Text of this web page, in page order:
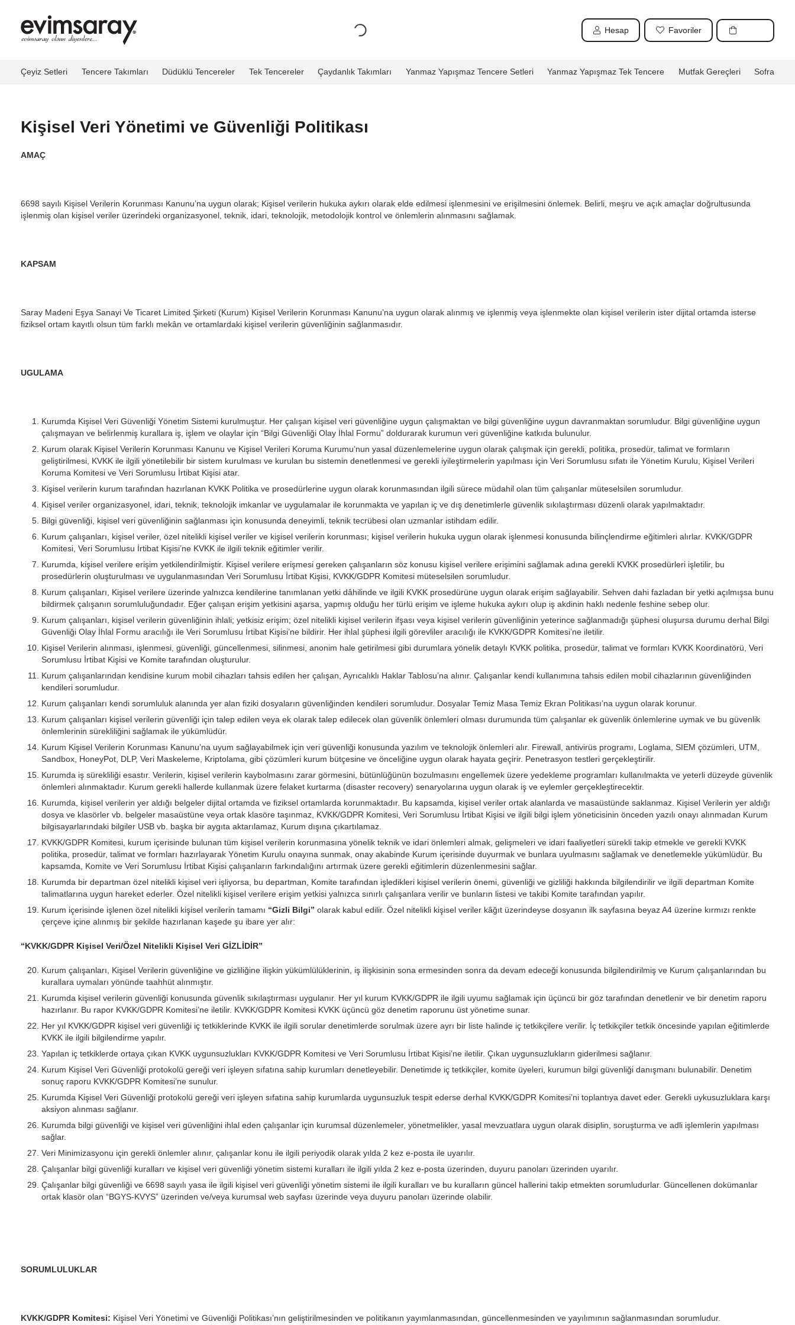
Hesap Favoriler
Çeyiz Setleri Tencere Takımları Düdüklü Tencereler Tek Tencereler Çaydanlık Takımları Yanmaz Yapışmaz Tencere Setleri Yanmaz Yapışmaz Tek Tencere Mutfak Gereçleri Sofra
Kişisel Veri Yönetimi ve Güvenliği Politikası
AMAÇ
6698 sayılı Kişisel Verilerin Korunması Kanunu’na uygun olarak; Kişisel verilerin hukuka aykırı olarak elde edilmesi işlenmesini ve erişilmesini önlemek. Belirli, meşru ve açık amaçlar doğrultusunda
işlenmiş olan kişisel veriler üzerindeki organizasyonel, teknik, idari, teknolojik, metodolojik kontrol ve önlemlerin alınmasını sağlamak.
KAPSAM
Saray Madeni Eşya Sanayi Ve Ticaret Limited Şirketi (Kurum) Kişisel Verilerin Korunması Kanunu’na uygun olarak alınmış ve işlenmiş veya işlenmekte olan kişisel verilerin ister dijital ortamda isterse
fiziksel ortam kayıtlı olsun tüm farklı mekân ve ortamlardaki kişisel verilerin güvenliğinin sağlanmasıdır.
UGULAMA
Kurumda Kişisel Veri Güvenliği Yönetim Sistemi kurulmuştur. Her çalışan kişisel veri güvenliğine uygun çalışmaktan ve bilgi güvenliğine uygun davranmaktan sorumludur. Bilgi güvenliğine uygun
çalışmayan ve belirlenmiş kurallara iş, işlem ve olaylar için “Bilgi Güvenliği Olay İhlal Formu” doldurarak kurumun veri güvenliğine katkıda bulunulur.
Kurum olarak Kişisel Verilerin Korunması Kanunu ve Kişisel Verileri Koruma Kurumu’nun yasal düzenlemelerine uygun olarak çalışmak için gerekli, politika, prosedür, talimat ve formların
geliştirilmesi, KVKK ile ilgili yönetilebilir bir sistem kurulması ve kurulan bu sistemin denetlenmesi ve gerekli iyileştirmelerin yapılması için Veri Sorumlusu sıfatı ile Yönetim Kurulu, Kişisel Verileri
Koruma Komitesi ve Veri Sorumlusu İrtibat Kişisi atar.
Kişisel verilerin kurum tarafından hazırlanan KVKK Politika ve prosedürlerine uygun olarak korunmasından ilgili sürece müdahil olan tüm çalışanlar müteselsilen sorumludur.
Kişisel veriler organizasyonel, idari, teknik, teknolojik imkanlar ve uygulamalar ile korunmakta ve yapılan iç ve dış denetimlerle güvenlik sıkılaştırması düzenli olarak yapılmaktadır.
Bilgi güvenliği, kişisel veri güvenliğinin sağlanması için konusunda deneyimli, teknik tecrübesi olan uzmanlar istihdam edilir.
Kurum çalışanları, kişisel veriler, özel nitelikli kişisel veriler ve kişisel verilerin korunması; kişisel verilerin hukuka uygun olarak işlenmesi konusunda bilinçlendirme eğitimleri alırlar. KVKK/GDPR
Komitesi, Veri Sorumlusu İrtibat Kişisi’ne KVKK ile ilgili teknik eğitimler verilir.
Kurumda, kişisel verilere erişim yetkilendirilmiştir. Kişisel verilere erişmesi gereken çalışanların söz konusu kişisel verilere erişimini sağlamak adına gerekli KVKK prosedürleri işletilir, bu
prosedürlerin oluşturulması ve uygulanmasından Veri Sorumlusu İrtibat Kişisi, KVKK/GDPR Komitesi müteselsilen sorumludur.
Kurum çalışanları, Kişisel verilere üzerinde yalnızca kendilerine tanımlanan yetki dâhilinde ve ilgili KVKK prosedürüne uygun olarak erişim sağlayabilir. Sehven dahi fazladan bir yetki açılmışsa bunu
bildirmek çalışanın sorumluluğundadır. Eğer çalışan erişim yetkisini aşarsa, yapmış olduğu her türlü erişim ve işleme hukuka aykırı olup iş akdinin haklı nedenle feshine sebep olur.
Kurum çalışanları, kişisel verilerin güvenliğinin ihlali; yetkisiz erişim; özel nitelikli kişisel verilerin ifşası veya kişisel verilerin güvenliğinin yeterince sağlanmadığı şüphesi oluşursa durumu derhal Bilgi
Güvenliği Olay İhlal Formu aracılığı ile Veri Sorumlusu İrtibat Kişisi’ne bildirir. Her ihlal şüphesi ilgili görevliler aracılığı ile KVKK/GDPR Komitesi’ne iletilir.
Kişisel Verilerin alınması, işlenmesi, güvenliği, güncellenmesi, silinmesi, anonim hale getirilmesi gibi durumlara yönelik detaylı KVKK politika, prosedür, talimat ve formları KVKK Koordinatörü, Veri
Sorumlusu İrtibat Kişisi ve Komite tarafından oluşturulur.
Kurum çalışanlarından kendisine kurum mobil cihazları tahsis edilen her çalışan, Ayrıcalıklı Haklar Tablosu’na alınır. Çalışanlar kendi kullanımına tahsis edilen mobil cihazlarının güvenliğinden
kendileri sorumludur.
Kurum çalışanları kendi sorumluluk alanında yer alan fiziki dosyaların güvenliğinden kendileri sorumludur. Dosyalar Temiz Masa Temiz Ekran Politikası’na uygun olarak korunur.
Kurum çalışanları kişisel verilerin güvenliği için talep edilen veya ek olarak talep edilecek olan güvenlik önlemleri olması durumunda tüm çalışanlar ek güvenlik önlemlerine uymak ve bu güvenlik
önlemlerinin sürekliliğini sağlamak ile yükümlüdür.
Kurum Kişisel Verilerin Korunması Kanunu’na uyum sağlayabilmek için veri güvenliği konusunda yazılım ve teknolojik önlemleri alır. Firewall, antivirüs programı, Loglama, SIEM çözümleri, UTM,
Sandbox, HoneyPot, DLP, Veri Maskeleme, Kriptolama, gibi çözümleri kurum bütçesine ve önceliğine uygun olarak hayata geçirir. Penetrasyon testleri gerçekleştirilir.
Kurumda iş sürekliliği esastır. Verilerin, kişisel verilerin kaybolmasını zarar görmesini, bütünlüğünün bozulmasını engellemek üzere yedekleme programları kullanılmakta ve yeterli düzeyde güvenlik
önlemleri alınmaktadır. Kurum gerekli hallerde kullanmak üzere felaket kurtarma (disaster recovery) senaryolarına uygun olarak iş ve eylemler gerçekleştirecektir.
Kurumda, kişisel verilerin yer aldığı belgeler dijital ortamda ve fiziksel ortamlarda korunmaktadır. Bu kapsamda, kişisel veriler ortak alanlarda ve masaüstünde saklanmaz. Kişisel Verilerin yer aldığı
dosya ve klasörler vb. belgeler masaüstüne veya ortak klasöre taşınmaz, KVKK/GDPR Komitesi, Veri Sorumlusu İrtibat Kişisi ve ilgili bilgi işlem yöneticisinin önceden yazılı onayı alınmadan Kurum
bilgisayarlarındaki bilgiler USB vb. başka bir aygıta aktarılamaz, Kurum dışına çıkartılamaz.
KVKK/GDPR Komitesi, kurum içerisinde bulunan tüm kişisel verilerin korunmasına yönelik teknik ve idari önlemleri almak, gelişmeleri ve idari faaliyetleri sürekli takip etmekle ve gerekli KVKK
politika, prosedür, talimat ve formları hazırlayarak Yönetim Kurulu onayına sunmak, onay akabinde Kurum içerisinde duyurmak ve bunlara uyulmasını sağlamak ve denetlemekle yükümlüdür. Bu
kapsamda, Komite ve Veri Sorumlusu İrtibat Kişisi çalışanların farkındalığını artırmak üzere gerekli eğitimlerin düzenlenmesini sağlar.
Kurumda bir departman özel nitelikli kişisel veri işliyorsa, bu departman, Komite tarafından işledikleri kişisel verilerin önemi, güvenliği ve gizliliği hakkında bilgilendirilir ve ilgili departman Komite
talimatlarına uygun hareket ederler. Özel nitelikli kişisel verilere erişim yetkisi yalnızca sınırlı çalışanlara verilir ve bunların listesi ve takibi Komite tarafından yapılır.
Kurum içerisinde işlenen özel nitelikli kişisel verilerin tamamı “Gizli Bilgi” olarak kabul edilir. Özel nitelikli kişisel veriler kâğıt üzerindeyse dosyanın ilk sayfasına beyaz A4 üzerine kırmızı renkte
çerçeve içine alınmış bir şekilde hazırlanan kaşede şu ibare yer alır:
“KVKK/GDPR Kişisel Veri/Özel Nitelikli Kişisel Veri GİZLİDİR”
Kurum çalışanları, Kişisel Verilerin güvenliğine ve gizliliğine ilişkin yükümlülüklerinin, iş ilişkisinin sona ermesinden sonra da devam edeceği konusunda bilgilendirilmiş ve Kurum çalışanlarından bu
kurallara uymaları yönünde taahhüt alınmıştır.
Kurumda kişisel verilerin güvenliği konusunda güvenlik sıkılaştırması uygulanır. Her yıl kurum KVKK/GDPR ile ilgili uyumu sağlamak için üçüncü bir göz tarafından denetlenir ve bir denetim raporu
hazırlanır. Bu rapor KVKK/GDPR Komitesi’ne iletilir. KVKK/GDPR Komitesi KVKK üçüncü göz denetim raporunu üst yönetime sunar.
Her yıl KVKK/GDPR kişisel veri güvenliği iç tetkiklerinde KVKK ile ilgili sorular denetimlerde sorulmak üzere ayrı bir liste halinde iç tetkikçilere verilir. İç tetkikçiler tetkik öncesinde yapılan eğitimlerde
KVKK ile ilgili bilgilendirme yapılır.
Yapılan iç tetkiklerde ortaya çıkan KVKK uygunsuzlukları KVKK/GDPR Komitesi ve Veri Sorumlusu İrtibat Kişisi’ne iletilir. Çıkan uygunsuzlukların giderilmesi sağlanır.
Kurum Kişisel Veri Güvenliği protokolü gereği veri işleyen sıfatına sahip kurumları denetleyebilir. Denetimde iç tetkikçiler, komite üyeleri, kurumun bilgi güvenliği danışmanı bulunabilir. Denetim
sonuç raporu KVKK/GDPR Komitesi’ne sunulur.
Kurumda Kişisel Veri Güvenliği protokolü gereği veri işleyen sıfatına sahip kurumlarda uygunsuzluk tespit ederse derhal KVKK/GDPR Komitesi’ni toplantıya davet eder. Gerekli uykusuzluklara karşı
aksiyon alınması sağlanır.
Kurumda bilgi güvenliği ve kişisel veri güvenliğini ihlal eden çalışanlar için kurumsal düzenlemeler, yönetmelikler, yasal mevzuatlara uygun olarak disiplin, soruşturma ve adli işlemlerin yapılması
sağlar.
Veri Minimizasyonu için gerekli önlemler alınır, çalışanlar konu ile ilgili periyodik olarak yılda 2 kez e-posta ile uyarılır.
Çalışanlar bilgi güvenliği kuralları ve kişisel veri güvenliği yönetim sistemi kuralları ile ilgili yılda 2 kez e-posta üzerinden, duyuru panoları üzerinden uyarılır.
Çalışanlar bilgi güvenliği ve 6698 sayılı yasa ile ilgili kişisel veri güvenliği yönetim sistemi ile ilgili kuralları ve bu kuralların güncel hallerini takip etmekten sorumludurlar. Güncellenen dokümanlar
ortak klasör olan “BGYS-KVYS” üzerinden ve/veya kurumsal web sayfası üzerinde veya duyuru panoları üzerinde olabilir.
SORUMLULUKLAR
KVKK/GDPR Komitesi: Kişisel Veri Yönetimi ve Güvenliği Politikası’nın geliştirilmesinden ve politikanın yayımlanmasından, güncellenmesinden ve yayılımının sağlanmasından sorumludur.